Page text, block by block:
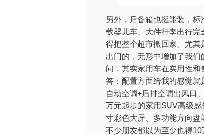
另外，后备箱也挺能装，
载婴儿车、大件行李出行完
得把整个超市搬回家。尤其
出门的，无形中增加了我们
问：其实家用车在实用性和
答：配置方面给我的感觉就
自动空调+后排空调出风口
万元起步的家用SUV高级
寸彩色大屏、多功能方向
不少朋友都以为至少也得